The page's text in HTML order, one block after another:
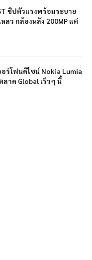
ชิปตัวแรงพร้อมระบาย
ลว กล้องหลัง 200MP แต่
อร์โฟนดีไซน์ Nokia Lumia
าด Global เร็วๆ นี้